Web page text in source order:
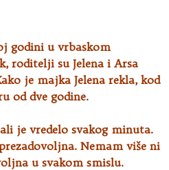
godini u vrbaskom
roditelji su Jelena i Arsa
je majka Jelena rekla, kod
od dve godine.
je vredelo svakog minuta.
Nemam više ni
u svakom smislu.